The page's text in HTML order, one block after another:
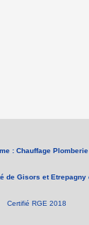
: Chauffage
de Gisors et Etrepagny
Certifié RGE 2018